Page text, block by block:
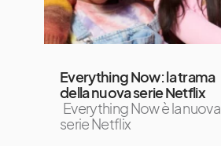
Everything Now: la trama
della nuova serie Netflix
Everything Now è la nuova
serie Netflix